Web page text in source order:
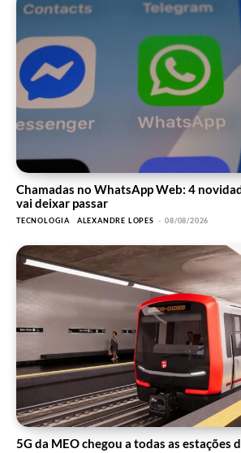
Chamadas no WhatsApp Web: 4
vai deixar passar
TECNOLOGIA ALEXANDRE LOPES - 08/08/2026
5G da MEO chegou a todas as estações